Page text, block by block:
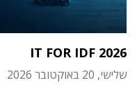
IT FOR IDF 2026
שלישי, 20 באוקטובר 2026